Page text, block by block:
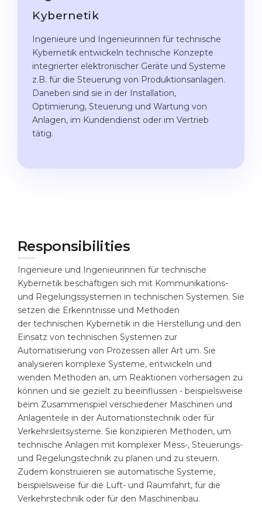
Studienkollegs
Studienkolleg Courses
Freshman / Foundation
University Preparation
Studienkolleg Preparation
States
Cities
PROFESSIONS
Professions
Fields of Study
Sample Vacancies
CAREER GUIDANCE
Holland Test
Interest Map Test
RIASEC Test
Success at
Master’s
Second Degree
WE APPLY AFTER...
11-Year School
12-Year School (NIS)
Bachelor’s Degree
Master’s Degree
WE APPLY FOR...
Medicine
Engineering
Physics
Management
Other Field
WE APPLY FROM...
Russia
Ukraine
Kazakhstan
Azerbaijan
Kybernetik
Ingenieure und Ingenieurinnen für technische
Kybernetik entwickeln technische Konzepte
integrierter elektronischer Geräte und Systeme
z.B. für die Steuerung von Produktionsanlagen.
Daneben sind sie in der Installation,
Optimierung, Steuerung und Wartung von
Anlagen, im Kundendienst oder im Vertrieb
tätig.
Responsibilities
Ingenieure und Ingenieurinnen für technische
Kybernetik beschäftigen sich mit Kommunikations-
und Regelungssystemen in technischen Systemen. Sie
setzen die Erkenntnisse und Methoden
der technischen Kybernetik in die Herstellung und den
Einsatz von technischen Systemen zur
Automatisierung von Prozessen aller Art um. Sie
analysieren komplexe Systeme, entwickeln und
wenden Methoden an, um Reaktionen vorhersagen zu
können und sie gezielt zu beeinflussen - beispielsweise
beim Zusammenspiel verschiedener Maschinen und
Anlagenteile in der Automationstechnik oder für
Verkehrsleitsysteme. Sie konzipieren Methoden, um
technische Anlagen mit komplexer Mess-, Steuerungs-
und Regelungstechnik zu planen und zu steuern.
Zudem konstruieren sie automatische Systeme,
beispielsweise für die Luft- und Raumfahrt, für die
Verkehrstechnik oder für den Maschinenbau.